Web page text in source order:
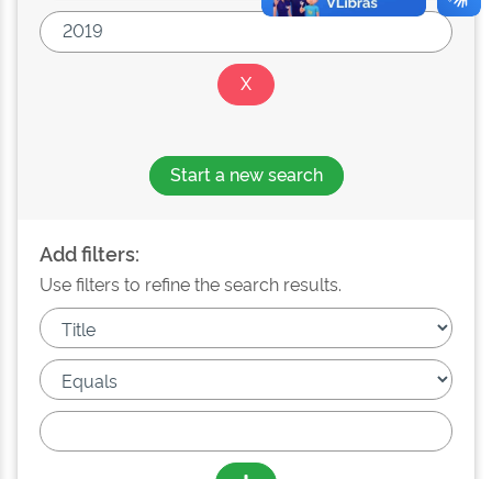
Start a new search
Add filters:
Use filters to refine the search results.